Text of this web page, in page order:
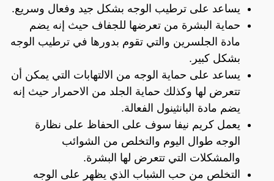
يساعد على ترطيب الوجه بشكل جيد وفعال وسريع.
حماية البشرة من تعرضها للجفاف حيث إنه يضم
مادة الجلسرين والتي تقوم بدورها في ترطيب الوجه
بشكل كبير.
يساعد على حماية الوجه من الالتهابات التي يمكن أن
تتعرض لها وكذلك حماية الجلد من الاحمرار حيث إنه
يضم مادة البانثينول الفعالة.
يعمل كريم نيفا سوف على الحفاظ على نظارة
الوجه طوال اليوم والتخلص من الشوائب
والمشكلات التي تتعرض لها البشرة.
التخلص من حب الشباب الذي يظهر على الوجه